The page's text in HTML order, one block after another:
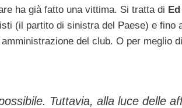
ha già fatto una vittima. Si tratta di
(il partito di sinistra del Paese) e fino
del club. O per meglio
Tuttavia, alla luce delle